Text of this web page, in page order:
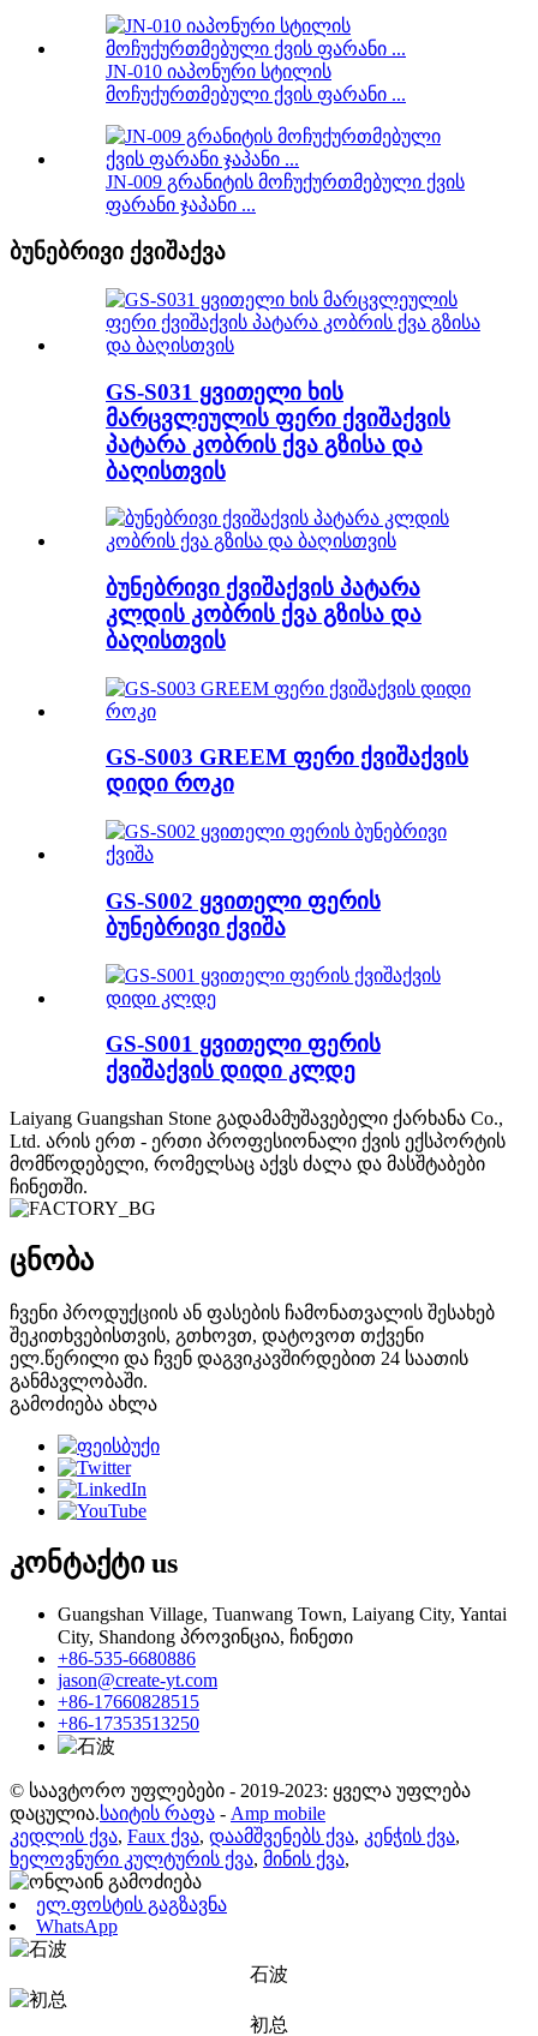
JN-010 იაპონური სტილის
მოჩუქურთმებული ქვის ფარანი ...
JN-009 გრანიტის მოჩუქურთმებული ქვის
ფარანი ჯაპანი ...
ბუნებრივი ქვიშაქვა
GS-S031 ყვითელი ხის
მარცვლეულის ფერი ქვიშაქვის
პატარა კობრის ქვა გზისა და
ბაღისთვის
ბუნებრივი ქვიშაქვის პატარა
კლდის კობრის ქვა გზისა და
ბაღისთვის
GS-S003 GREEM ფერი ქვიშაქვის
დიდი როკი
GS-S002 ყვითელი ფერის
ბუნებრივი ქვიშა
GS-S001 ყვითელი ფერის
ქვიშაქვის დიდი კლდე
Laiyang Guangshan Stone გადამამუშავებელი ქარხანა Co.,
Ltd. არის ერთ - ერთი პროფესიონალი ქვის ექსპორტის
მომწოდებელი, რომელსაც აქვს ძალა და მასშტაბები
ჩინეთში.
ცნობა
ჩვენი პროდუქციის ან ფასების ჩამონათვალის შესახებ
შეკითხვებისთვის, გთხოვთ, დატოვოთ თქვენი
ელ.წერილი და ჩვენ დაგვიკავშირდებით 24 საათის
განმავლობაში.
გამოძიება ახლა
კონტაქტიus
Guangshan Village, Tuanwang Town, Laiyang City, Yantai
City, Shandong პროვინცია, ჩინეთი
+86-535-6680886
jason@create-yt.com
+86-17660828515
+86-17353513250
© საავტორო უფლებები - 2019-2023: ყველა უფლება
დაცულია.საიტის რაფა - Amp mobile
კედლის ქვა, Faux ქვა, დაამშვენებს ქვა, კენჭის ქვა,
ხელოვნური კულტურის ქვა, მინის ქვა,
ელ.ფოსტის გაგზავნა
WhatsApp
石波
初总